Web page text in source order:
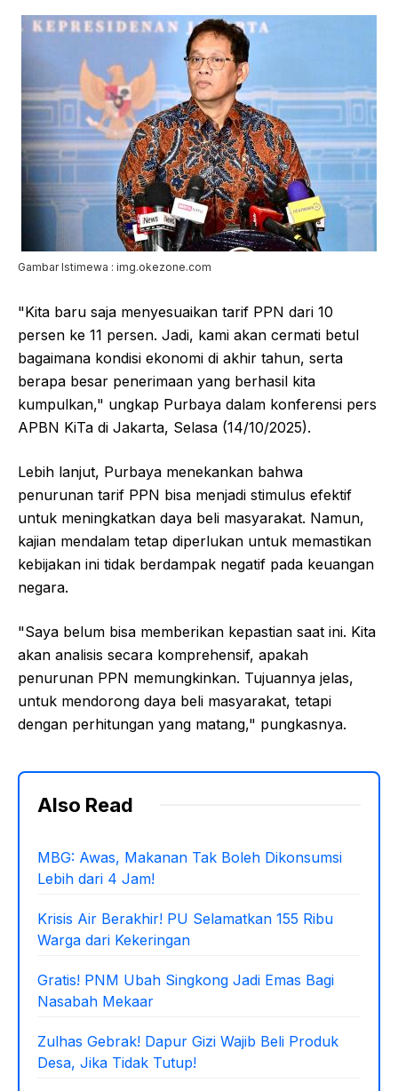
Gambar Istimewa : img.okezone.com
"Kita baru saja menyesuaikan tarif PPN dari 10
persen ke 11 persen. Jadi, kami akan cermati betul
bagaimana kondisi ekonomi di akhir tahun, serta
berapa besar penerimaan yang berhasil kita
kumpulkan," ungkap Purbaya dalam konferensi pers
APBN KiTa di Jakarta, Selasa (14/10/2025).
Lebih lanjut, Purbaya menekankan bahwa
penurunan tarif PPN bisa menjadi stimulus efektif
untuk meningkatkan daya beli masyarakat. Namun,
kajian mendalam tetap diperlukan untuk memastikan
kebijakan ini tidak berdampak negatif pada keuangan
negara.
"Saya belum bisa memberikan kepastian saat ini. Kita
akan analisis secara komprehensif, apakah
penurunan PPN memungkinkan. Tujuannya jelas,
untuk mendorong daya beli masyarakat, tetapi
dengan perhitungan yang matang," pungkasnya.
Also Read
MBG: Awas, Makanan Tak Boleh Dikonsumsi
Lebih dari 4 Jam!
Krisis Air Berakhir! PU Selamatkan 155 Ribu
Warga dari Kekeringan
Gratis! PNM Ubah Singkong Jadi Emas Bagi
Nasabah Mekaar
Zulhas Gebrak! Dapur Gizi Wajib Beli Produk
Desa, Jika Tidak Tutup!